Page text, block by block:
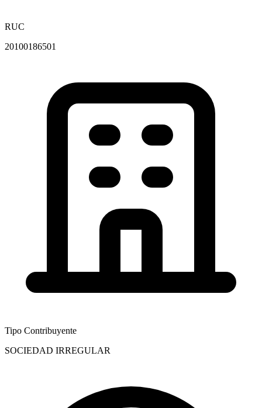
RUC
20100186501
Tipo Contribuyente
SOCIEDAD IRREGULAR